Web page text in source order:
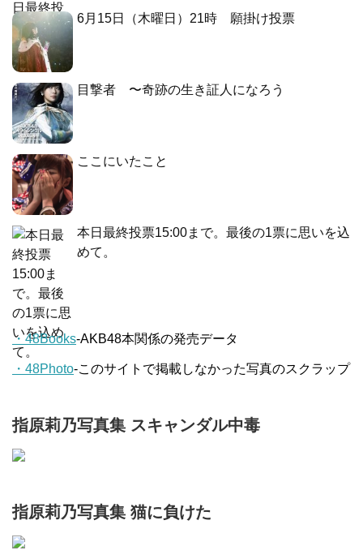
6月15日（木曜日）21時 願掛け投票
目撃者 〜奇跡の生き証人になろう
ここにいたこと
本日最終投票15:00まで。最後の1票に思いを込
めて。
・48Books-AKB48本関係の発売データ
・48Photo-このサイトで掲載しなかった写真のスクラップ
指原莉乃写真集 スキャンダル中毒
指原莉乃写真集 猫に負けた